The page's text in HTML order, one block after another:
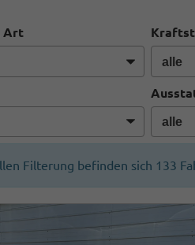
Art
Filterung befinden sich 133